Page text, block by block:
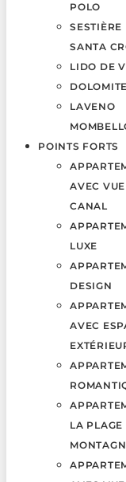
POLO
SESTIÈRE
SANTA
LIDO DE
LAVENO
POINTS FORTS
AVEC
CANAL
LUXE
DESIGN
AVEC
LA PLAGE